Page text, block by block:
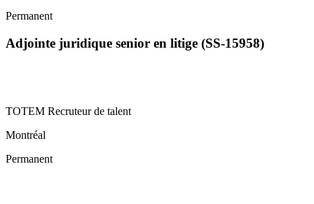
Permanent
Adjointe juridique senior en litige (SS-15958)
TOTEM Recruteur de talent
Montréal
Permanent